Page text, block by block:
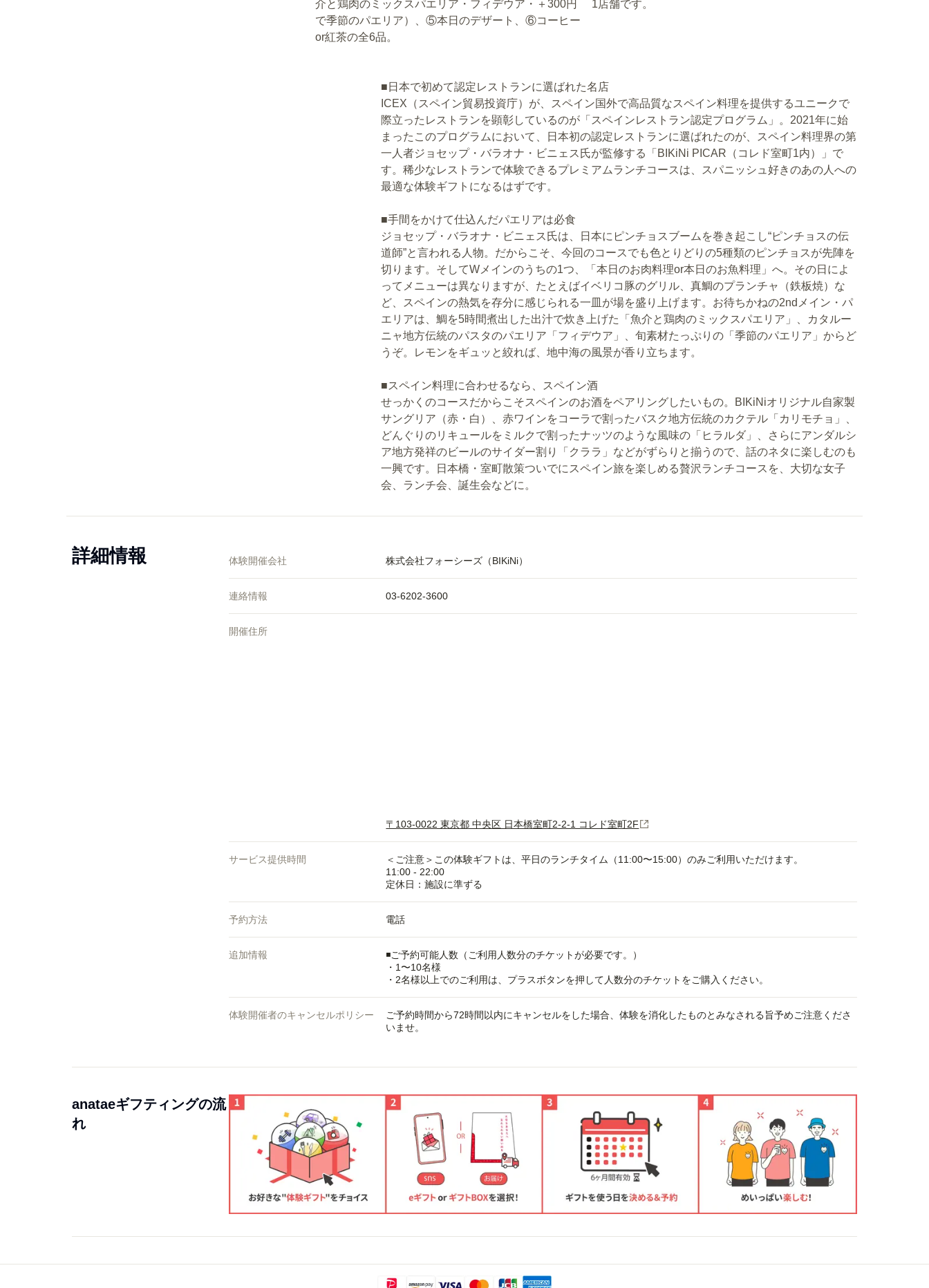
介と鶏肉のミックスパエリア・フィデウア・＋300円
で季節のパエリア）、⑤本日のデザート、⑥コーヒー
or紅茶の全6品。
1店舗です。
■日本で初めて認定レストランに選ばれた名店
ICEX（スペイン貿易投資庁）が、スペイン国外で高品質なスペイン料理を提供するユニークで
際立ったレストランを顕彰しているのが「スペインレストラン認定プログラム」。2021年に始
まったこのプログラムにおいて、日本初の認定レストランに選ばれたのが、スペイン料理界の第
一人者ジョセップ・バラオナ・ビニェス氏が監修する「BIKiNi PICAR（コレド室町1内）」で
す。稀少なレストランで体験できるプレミアムランチコースは、スパニッシュ好きのあの人への
最適な体験ギフトになるはずです。
■手間をかけて仕込んだパエリアは必食
ジョセップ・バラオナ・ビニェス氏は、日本にピンチョスブームを巻き起こし“ピンチョスの伝
道師”と言われる人物。だからこそ、今回のコースでも色とりどりの5種類のピンチョスが先陣を
切ります。そしてWメインのうちの1つ、「本日のお肉料理or本日のお魚料理」へ。その日によ
ってメニューは異なりますが、たとえばイベリコ豚のグリル、真鯛のプランチャ（鉄板焼）な
ど、スペインの熱気を存分に感じられる一皿が場を盛り上げます。お待ちかねの2ndメイン・パ
エリアは、鯛を5時間煮出した出汁で炊き上げた「魚介と鶏肉のミックスパエリア」、カタルー
ニャ地方伝統のパスタのパエリア「フィデウア」、旬素材たっぷりの「季節のパエリア」からど
うぞ。レモンをギュッと絞れば、地中海の風景が香り立ちます。
■スペイン料理に合わせるなら、スペイン酒
せっかくのコースだからこそスペインのお酒をペアリングしたいもの。BIKiNiオリジナル自家製
サングリア（赤・白）、赤ワインをコーラで割ったバスク地方伝統のカクテル「カリモチョ」、
どんぐりのリキュールをミルクで割ったナッツのような風味の「ヒラルダ」、さらにアンダルシ
ア地方発祥のビールのサイダー割り「クララ」などがずらりと揃うので、話のネタに楽しむのも
一興です。日本橋・室町散策ついでにスペイン旅を楽しめる贅沢ランチコースを、大切な女子
会、ランチ会、誕生会などに。
詳細情報 体験開催会社 株式会社フォーシーズ（BIKiNi）
連絡情報 03-6202-3600
開催住所
〒103-0022 東京都 中央区 日本橋室町2-2-1 コレド室町2F
サービス提供時間
＜ご注意＞この体験ギフトは、平日のランチタイム（11:00〜15:00）のみご利用いただけます。
11:00 - 22:00
定休日：施設に準ずる
予約方法 電話
追加情報
◾️ご予約可能人数（ご利用人数分のチケットが必要です。）
・1〜10名様
・2名様以上でのご利用は、プラスボタンを押して人数分のチケットをご購入ください。
体験開催者のキャンセルポリシー
ご予約時間から72時間以内にキャンセルをした場合、体験を消化したものとみなされる旨予めご注意くださ
いませ。
anataeギフティングの流
れ